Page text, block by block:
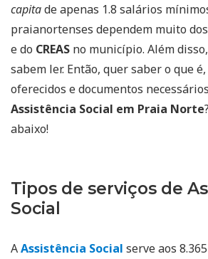
capitade apenas 1.8 salários
praianortenses dependem muito
e do CREAS no município. Além
sabem ler. Então, quer saber o que
oferecidos e documentos
Assistência Social em Praia Norte
abaixo!
Tipos de serviços de
Social
AAssistência Social serve aos